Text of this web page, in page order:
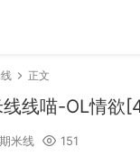
正文
线线喵-OL情欲
米线 151